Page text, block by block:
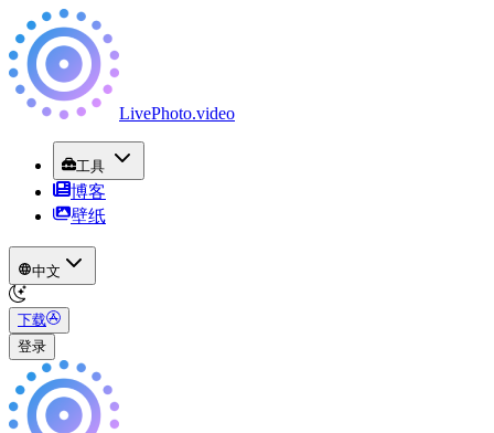
LivePhoto.video
工具
博客
壁纸
中文
下载
登录